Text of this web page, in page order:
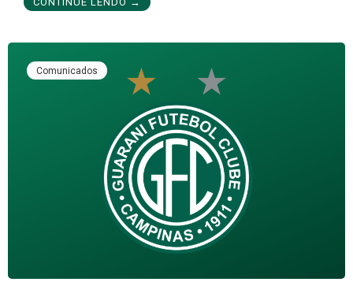
Comunicados